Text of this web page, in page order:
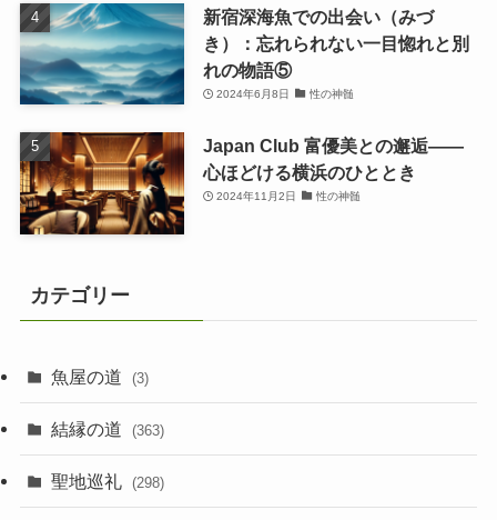
新宿深海魚での出会い（みづ
き）：忘れられない一目惚れと別
れの物語⑤
2024年6月8日 性の神髄
Japan Club 富優美との邂逅――
心ほどける横浜のひととき
2024年11月2日 性の神髄
カテゴリー
魚屋の道 (3)
結縁の道 (363)
聖地巡礼 (298)